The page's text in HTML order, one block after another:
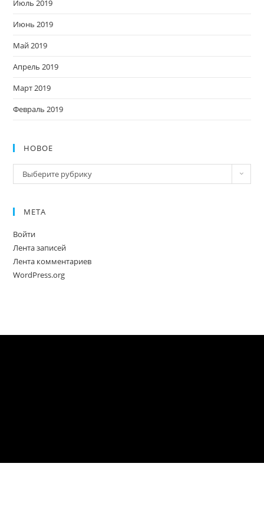
Июль 2019
Июнь 2019
Май 2019
Апрель 2019
Март 2019
Февраль 2019
НОВОЕ
Новое
Выберите рубрику
МЕТА
Войти
Лента записей
Лента комментариев
WordPress.org